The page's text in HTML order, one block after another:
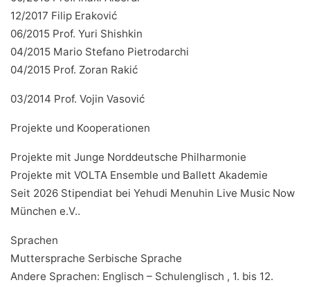
12/2017 Filip Eraković
06/2015 Prof. Yuri Shishkin
04/2015 Mario Stefano Pietrodarchi
04/2015 Prof. Zoran Rakić
03/2014 Prof. Vojin Vasović
Projekte und Kooperationen
Projekte mit Junge Norddeutsche Philharmonie
Projekte mit VOLTA Ensemble und Ballett Akademie
Seit 2026 Stipendiat bei Yehudi Menuhin Live Music Now
München e.V..
Sprachen
Muttersprache Serbische Sprache
Andere Sprachen: Englisch – Schulеnglisch , 1. bis 12.